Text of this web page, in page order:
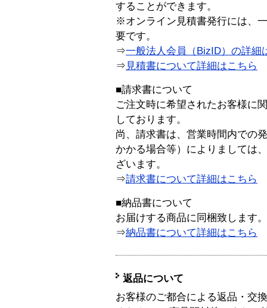
することができます。
※オンライン見積書発行には、
要です。
⇒一般法人会員（BizID）の詳細
⇒ 見積書について詳細はこちら
■請求書について
ご注文時に希望されたお客様に
しております。
尚、請求書は、営業時間内での
かかる場合等）によりましては
ざいます。
⇒請求書について詳細はこちら
■納品書について
お届けする商品に同梱致します。
⇒納品書について詳細はこちら
返品について
お客様のご都合による返品・交